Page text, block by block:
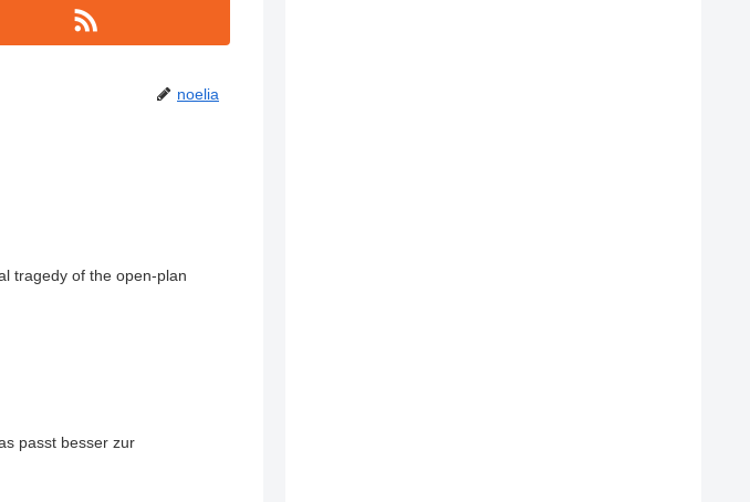
noelia
tragedy of the open-plan
passt besser zur